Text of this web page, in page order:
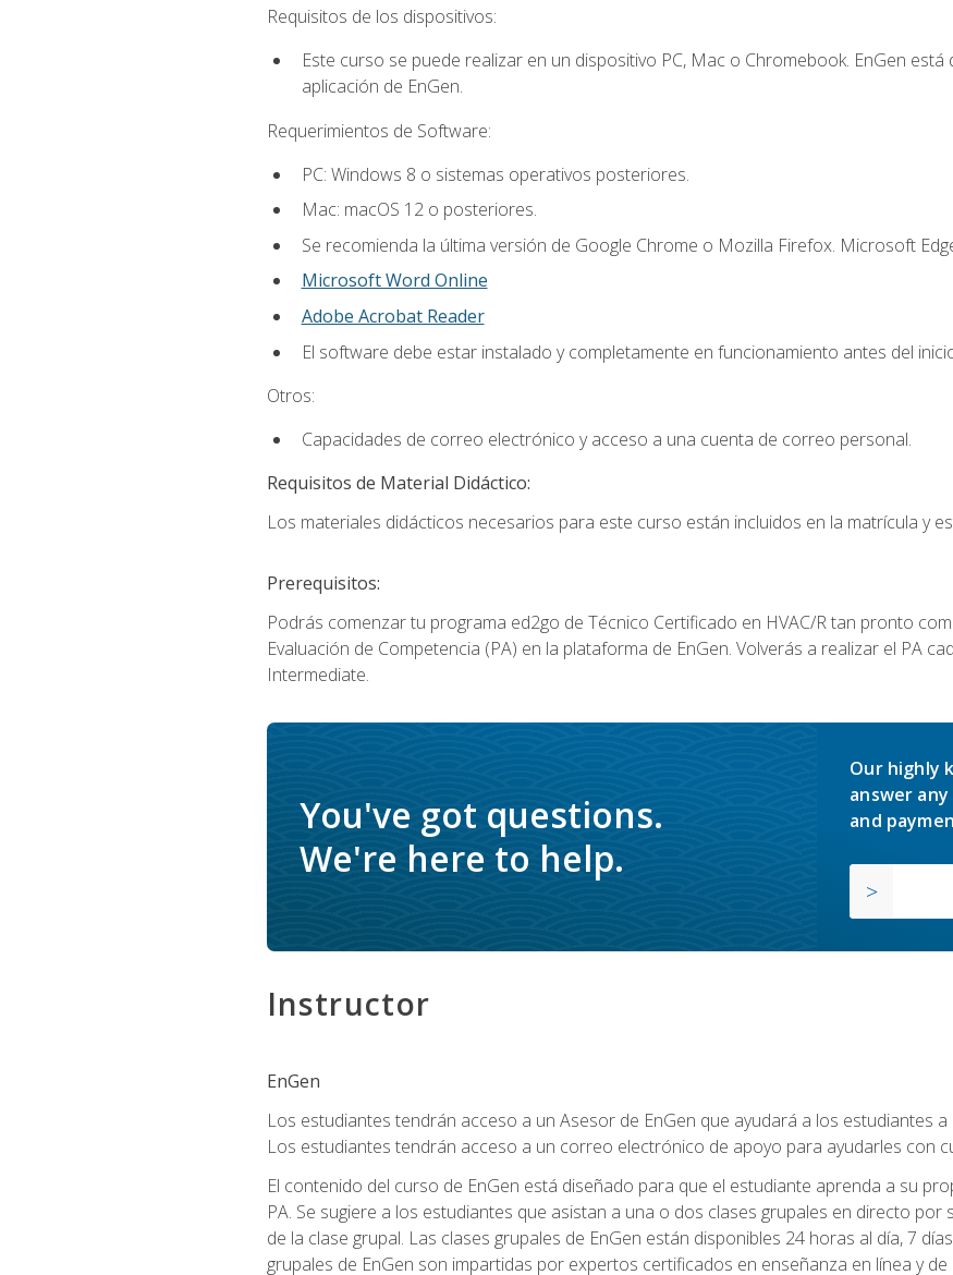
Requisitos de los dispositivos:
Este curso se puede realizar en un dispositivo PC, Mac o Chromebook. EnGen
aplicación de EnGen.
Requerimientos de Software:
PC: Windows 8 o sistemas operativos posteriores.
Mac: macOS 12 o posteriores.
Se recomienda la última versión de Google Chrome o Mozilla Firefox. Microsoft
Microsoft Word Online
Adobe Acrobat Reader
El software debe estar instalado y completamente en funcionamiento antes del
Otros:
Capacidades de correo electrónico y acceso a una cuenta de correo personal.
Requisitos de Material Didáctico:
Los materiales didácticos necesarios para este curso están incluidos en la matrícula y
Prerequisitos:
Podrás comenzar tu programa ed2go de Técnico Certificado en HVAC/R tan pronto
Evaluación de Competencia (PA) en la plataforma de EnGen. Volverás a realizar el PA
Intermediate.
You've got questions.
We're here to help.
Our highly
answer
and
Instructor
EnGen
Los estudiantes tendrán acceso a un Asesor de EnGen que ayudará a los estudiantes
Los estudiantes tendrán acceso a un correo electrónico de apoyo para ayudarles con
El contenido del curso de EnGen está diseñado para que el estudiante aprenda a su
PA. Se sugiere a los estudiantes que asistan a una o dos clases grupales en directo
de la clase grupal. Las clases grupales de EnGen están disponibles 24 horas al día, 7
grupales de EnGen son impartidas por expertos certificados en enseñanza en línea y